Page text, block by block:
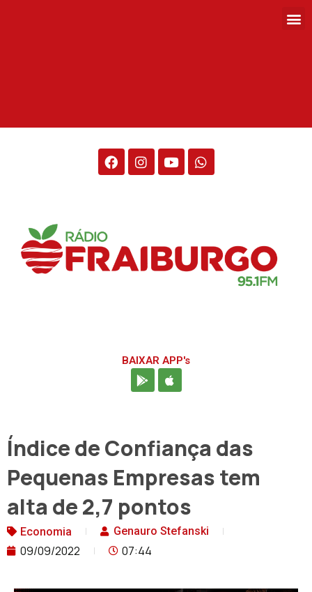
BAIXAR APP's
Índice de Confiança das
Pequenas Empresas tem
alta de 2,7 pontos
Economia Genauro Stefanski
09/09/2022 07:44